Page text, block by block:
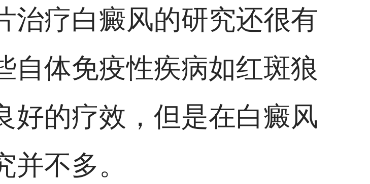
治疗白癜风的研究还很有
自体免疫性疾病如红斑狼
好的疗效，但是在白癜风
不多。